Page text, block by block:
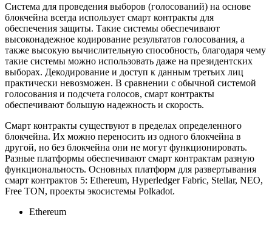
Система для проведения выборов (голосований) на основе
блокчейна всегда использует смарт контракты для
обеспечения защиты. Такие системы обеспечивают
высоконадежное кодирование результатов голосования, а
также высокую вычислительную способность, благодаря чему
такие системы можно использовать даже на президентских
выборах. Декодирование и доступ к данным третьих лиц
практически невозможен. В сравнении с обычной системой
голосования и подсчета голосов, смарт контракты
обеспечивают большую надежность и скорость.
Смарт контракты существуют в пределах определенного
блокчейна. Их можно переносить из одного блокчейна в
другой, но без блокчейна они не могут функционировать.
Разные платформы обеспечивают смарт контрактам разную
функциональность. Основных платформ для развертывания
смарт контрактов 5: Ethereum, Hyperledger Fabric, Stellar, NEO,
Free TON, проекты экосистемы Polkadot.
Ethereum